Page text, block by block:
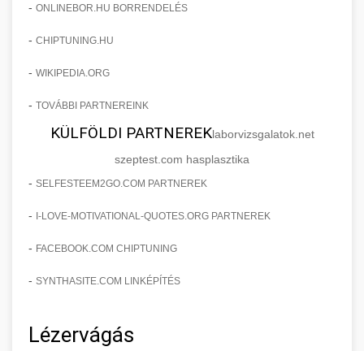
- ONLINEBOR.HU BORRENDELÉS
- CHIPTUNING.HU
- WIKIPEDIA.ORG
- TOVÁBBI PARTNEREINK
KÜLFÖLDI PARTNEREKlaborvizsgalatok.net
szeptest.com hasplasztika
- SELFESTEEM2GO.COM PARTNEREK
- I-LOVE-MOTIVATIONAL-QUOTES.ORG PARTNEREK
- FACEBOOK.COM CHIPTUNING
- SYNTHASITE.COM LINKÉPÍTÉS
Lézervágás